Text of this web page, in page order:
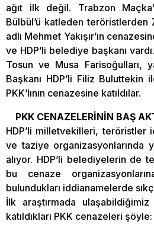
ağıt ilk değil. Trabzon
Bülbül’ü katleden
adlı Mehmet Yakışır’ın
ve HDP’li belediye başkanı
Tosun ve Musa Farisoğulları,
Başkanı HDP’li Filiz Buluttekin
PKK’lının cenazesine katıldılar.
PKK CENAZELERİNİN BAŞ
HDP’li milletvekilleri, teröristler
ve taziye organizasyonlarında
alıyor. HDP’li belediyelerin de
bu cenaze
bulundukları iddianamelerde
İlk araştırmada
katıldıkları PKK cenazeleri şöyle: